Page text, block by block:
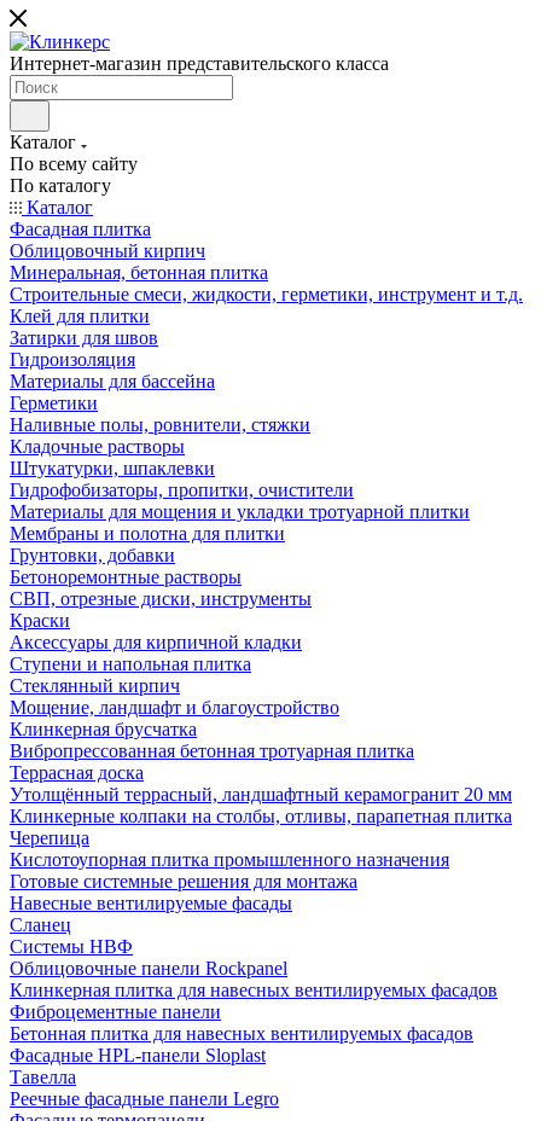
Интернет-магазин представительского класса
Каталог
По всему сайту
По каталогу
Каталог
Фасадная плитка
Облицовочный кирпич
Минеральная, бетонная плитка
Строительные смеси, жидкости, герметики, инструмент и т.д.
Клей для плитки
Затирки для швов
Гидроизоляция
Материалы для бассейна
Герметики
Наливные полы, ровнители, стяжки
Кладочные растворы
Штукатурки, шпаклевки
Гидрофобизаторы, пропитки, очистители
Материалы для мощения и укладки тротуарной плитки
Мембраны и полотна для плитки
Грунтовки, добавки
Бетоноремонтные растворы
СВП, отрезные диски, инструменты
Краски
Аксессуары для кирпичной кладки
Ступени и напольная плитка
Cтеклянный кирпич
Мощение, ландшафт и благоустройство
Клинкерная брусчатка
Вибропрессованная бетонная тротуарная плитка
Террасная доска
Утолщённый террасный, ландшафтный керамогранит 20 мм
Клинкерные колпаки на столбы, отливы, парапетная плитка
Черепица
Кислотоупорная плитка промышленного назначения
Готовые системные решения для монтажа
Навесные вентилируемые фасады
Сланец
Системы НВФ
Облицовочные панели Rockpanel
Клинкерная плитка для навесных вентилируемых фасадов
Фиброцементные панели
Бетонная плитка для навесных вентилируемых фасадов
Фасадные HPL-панели Sloplast
Тавелла
Реечные фасадные панели Legro